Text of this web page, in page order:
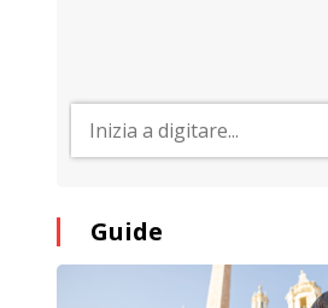
Guide